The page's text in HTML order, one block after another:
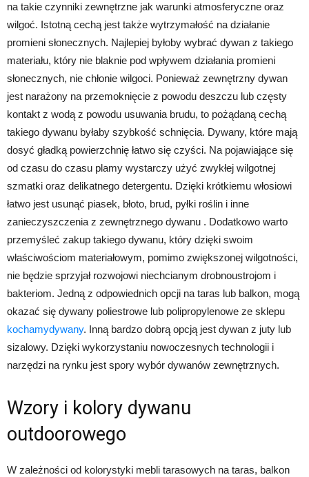
na takie czynniki zewnętrzne jak warunki atmosferyczne oraz
wilgoć. Istotną cechą jest także wytrzymałość na działanie
promieni słonecznych. Najlepiej byłoby wybrać dywan z takiego
materiału, który nie blaknie pod wpływem działania promieni
słonecznych, nie chłonie wilgoci. Ponieważ zewnętrzny dywan
jest narażony na przemoknięcie z powodu deszczu lub częsty
kontakt z wodą z powodu usuwania brudu, to pożądaną cechą
takiego dywanu byłaby szybkość schnięcia. Dywany, które mają
dosyć gładką powierzchnię łatwo się czyści. Na pojawiające się
od czasu do czasu plamy wystarczy użyć zwykłej wilgotnej
szmatki oraz delikatnego detergentu. Dzięki krótkiemu włosiowi
łatwo jest usunąć piasek, błoto, brud, pyłki roślin i inne
zanieczyszczenia z zewnętrznego dywanu . Dodatkowo warto
przemyśleć zakup takiego dywanu, który dzięki swoim
właściwościom materiałowym, pomimo zwiększonej wilgotności,
nie będzie sprzyjał rozwojowi niechcianym drobnoustrojom i
bakteriom. Jedną z odpowiednich opcji na taras lub balkon, mogą
okazać się dywany poliestrowe lub polipropylenowe ze sklepu
kochamydywany. Inną bardzo dobrą opcją jest dywan z juty lub
sizalowy. Dzięki wykorzystaniu nowoczesnych technologii i
narzędzi na rynku jest spory wybór dywanów zewnętrznych.
Wzory i kolory dywanu
outdoorowego
W zależności od kolorystyki mebli tarasowych na taras, balkon